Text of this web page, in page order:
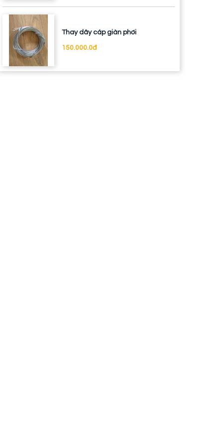
Thay dây cáp giàn phơi
150.000.0đ